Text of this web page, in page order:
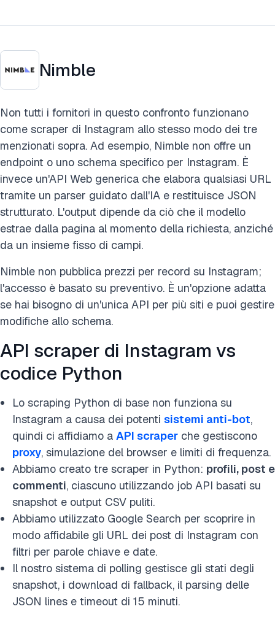
Nimble
Non tutti i fornitori in questo confronto funzionano
come scraper di Instagram allo stesso modo dei tre
menzionati sopra. Ad esempio, Nimble non offre un
endpoint o uno schema specifico per Instagram. È
invece un'API Web generica che elabora qualsiasi URL
tramite un parser guidato dall'IA e restituisce JSON
strutturato. L'output dipende da ciò che il modello
estrae dalla pagina al momento della richiesta, anziché
da un insieme fisso di campi.
Nimble non pubblica prezzi per record su Instagram;
l'accesso è basato su preventivo. È un'opzione adatta
se hai bisogno di un'unica API per più siti e puoi gestire
modifiche allo schema.
API scraper di Instagram vs
codice Python
Lo scraping Python di base non funziona su
Instagram a causa dei potenti sistemi anti-bot,
quindi ci affidiamo a API scraper che gestiscono
proxy, simulazione del browser e limiti di frequenza.
Abbiamo creato tre scraper in Python: profili, post e
commenti, ciascuno utilizzando job API basati su
snapshot e output CSV puliti.
Abbiamo utilizzato Google Search per scoprire in
modo affidabile gli URL dei post di Instagram con
filtri per parole chiave e date.
Il nostro sistema di polling gestisce gli stati degli
snapshot, i download di fallback, il parsing delle
JSON lines e timeout di 15 minuti.